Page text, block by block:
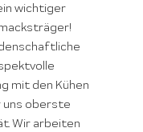
wichtiger
mit den Kühen
uns oberste
Wir arbeiten